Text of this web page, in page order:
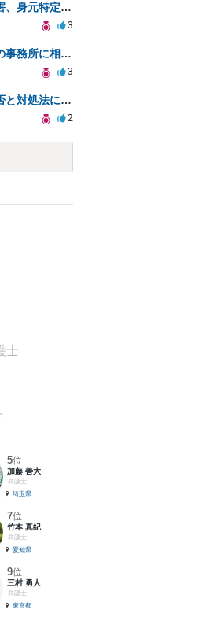
出会い系での交際詐欺被害、身元特定と返金請求の方法は？
3
弁護士の態度に不満、他の事務所に相談すべきか？
3
大学費用支払い拒否の可否と対処法について知りたい
2
士
5位
加藤 善大
弁護士
埼玉県
7位
竹本 真紀
弁護士
愛知県
9位
三村 勇人
弁護士
東京都